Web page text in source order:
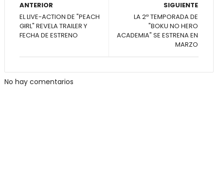
SIGUIENTE
LA 2ª TEMPORADA DE
"BOKU NO HERO
ACADEMIA" SE ESTRENA EN
MARZO
ANTERIOR
EL LIVE-ACTION DE "PEACH
GIRL" REVELA TRAILER Y
FECHA DE ESTRENO
No hay comentarios